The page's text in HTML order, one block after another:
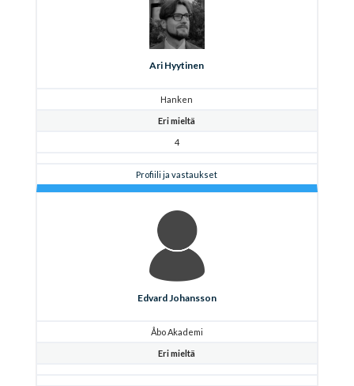
Ari Hyytinen
Hanken
Eri mieltä
4
Profiili ja vastaukset
Edvard Johansson
Åbo Akademi
Eri mieltä